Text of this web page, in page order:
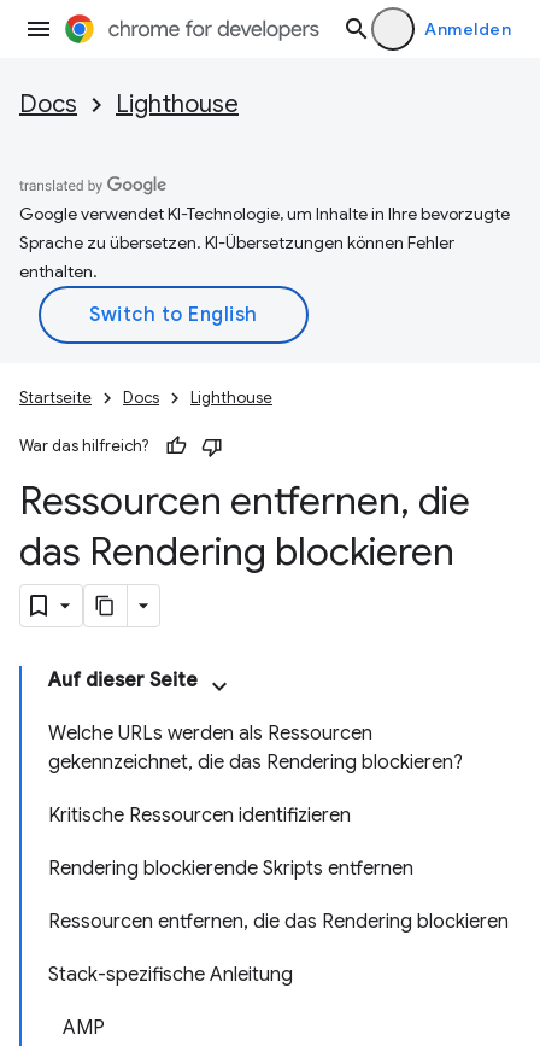
Anmelden
Docs Lighthouse
Google verwendet KI-Technologie, um Inhalte in Ihre bevorzugte
Sprache zu übersetzen. KI-Übersetzungen können Fehler
enthalten.
Startseite Docs Lighthouse
War das hilfreich?
Ressourcen entfernen, die
das Rendering blockieren
Auf dieser Seite
Welche URLs werden als Ressourcen
gekennzeichnet, die das Rendering blockieren?
Kritische Ressourcen identifizieren
Rendering blockierende Skripts entfernen
Ressourcen entfernen, die das Rendering blockieren
Stack-spezifische Anleitung
AMP